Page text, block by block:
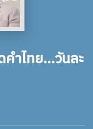
ำไทย...วันละ